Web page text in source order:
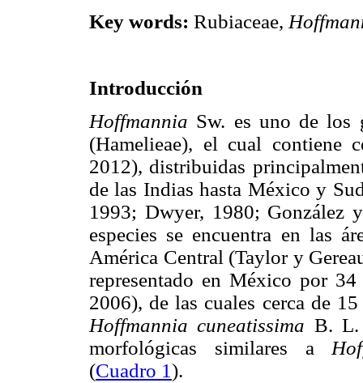
Key words: Rubiaceae,
Introducción
Hoffmannia Sw. es uno de los
(Hamelieae), el cual contiene
2012), distribuidas
de las Indias hasta México y
1993; Dwyer, 1980; González
especies se encuentra en las
América Central (Taylor y
representado en México por
2006), de las cuales cerca de
Hoffmannia cuneatissima B. L.
morfológicas similares a
(Cuadro 1).